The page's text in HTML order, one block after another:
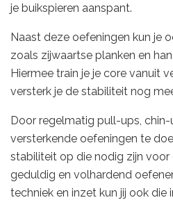
je buikspieren aanspant.
Naast deze oefeningen kun je
zoals zijwaartse planken en
Hiermee train je je core vanuit
versterk je de stabiliteit nog
Door regelmatig pull-ups, chin-
versterkende oefeningen te
stabiliteit op die nodig zijn
geduldig en volhardend
techniek en inzet kun jij ook